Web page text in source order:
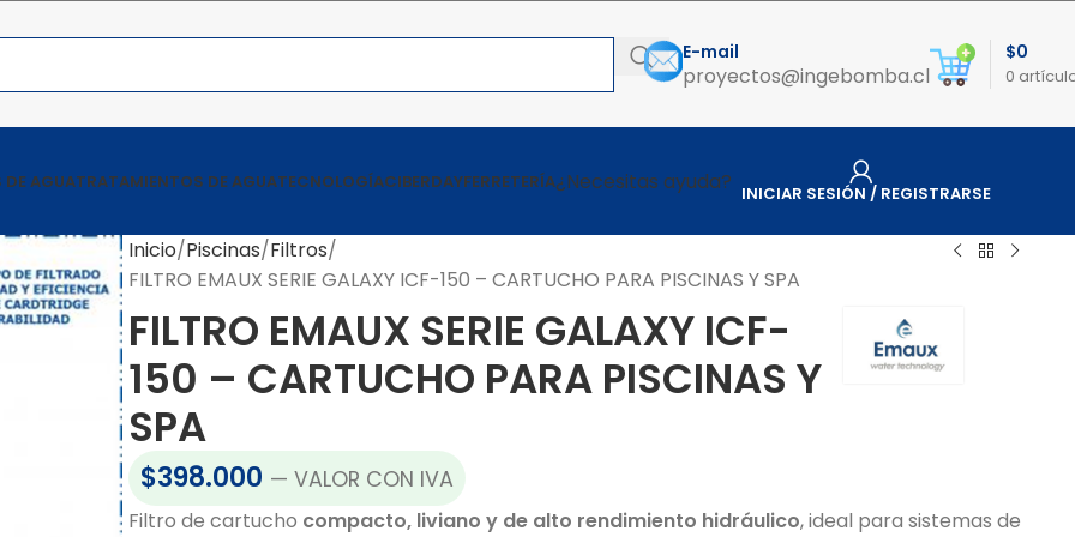
E-mail
proyectos@ingebomba.cl 0
$0
DE AGUATRATAMIENTOS DE AGUATECNOLOGÍACIBERDAYFERRETERÍA¿Necesitas ayuda? INICIAR SESIÓN / REGISTRARSE
Inicio Piscinas Filtros
FILTRO EMAUX SERIE GALAXY ICF-150 – CARTUCHO PARA PISCINAS Y SPA
FILTRO EMAUX SERIE GALAXY ICF-
150 – CARTUCHO PARA PISCINAS Y
SPA
$398.000 — VALOR CON IVA
Filtro de cartucho compacto, liviano y de alto rendimiento hidráulico, ideal para sistemas de